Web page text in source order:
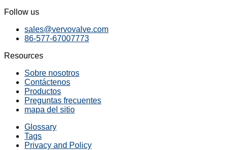
Follow us
sales@vervovalve.com
86-577-67007773
Resources
Sobre nosotros
Contáctenos
Productos
Preguntas frecuentes
mapa del sitio
Glossary
Tags
Privacy and Policy